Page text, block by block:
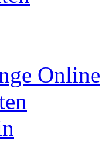
Online